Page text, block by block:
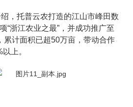
，托普云农打造的江山市峰田数
“浙江农业之最”，并成功推广至
累计面积已超50万亩，带动合作
上。